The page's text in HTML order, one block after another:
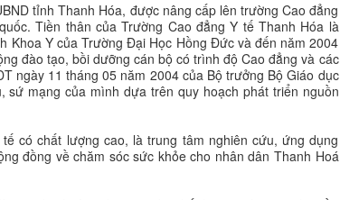
tỉnh Thanh Hóa, được nâng cấp lên trường Cao đẳng
Tiền thân của Trường Cao đẳng Y tế Thanh Hóa là
Khoa Y của Trường Đại Học Hồng Đức và đến năm 2004
đào tạo, bồi dưỡng cán bộ có trình độ Cao đẳng và các
ngày 11 tháng 05 năm 2004 của Bộ trưởng Bộ Giáo dục
mạng của mình dựa trên quy hoạch phát triển nguồn
có chất lượng cao, là trung tâm nghiên cứu, ứng dụng
đồng về chăm sóc sức khỏe cho nhân dân Thanh Hoá